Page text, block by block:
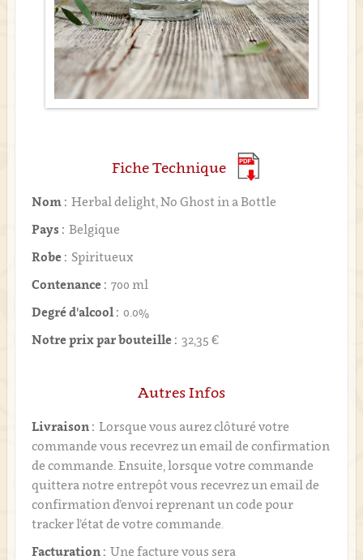
Fiche Technique
Nom : Herbal delight, No Ghost in a Bottle
Pays : Belgique
Robe : Spiritueux
Contenance : 700 ml
Degré d'alcool : 0.0%
Notre prix par bouteille : 32,35 €
Autres Infos
Livraison : Lorsque vous aurez clôturé votre
commande vous recevrez un email de confirmation
de commande. Ensuite, lorsque votre commande
quittera notre entrepôt vous recevrez un email de
confirmation d’envoi reprenant un code pour
tracker l’état de votre commande.
Facturation : Une facture vous sera